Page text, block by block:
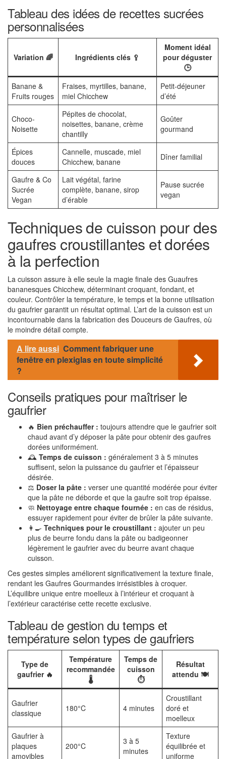
Tableau des idées de recettes sucrées
personnalisées
Variation 🌈 Ingrédients clés 🥄
Moment idéal
pour déguster
🕒
Banane &
Fruits rouges
Fraises, myrtilles, banane,
miel Chicchew
Petit-déjeuner
d’été
Choco-
Noisette
Pépites de chocolat,
noisettes, banane, crème
chantilly
Goûter
gourmand
Épices
douces
Cannelle, muscade, miel
Chicchew, banane
Dîner familial
Gaufre & Co
Sucrée
Vegan
Lait végétal, farine
complète, banane, sirop
d’érable
Pause sucrée
vegan
Techniques de cuisson pour des
gaufres croustillantes et dorées
à la perfection
La cuisson assure à elle seule la magie finale des Guaufres
bananesques Chicchew, déterminant croquant, fondant, et
couleur. Contrôler la température, le temps et la bonne utilisation
du gaufrier garantit un résultat optimal. L’art de la cuisson est un
incontournable dans la fabrication des Douceurs de Gaufres, où
le moindre détail compte.
A lire aussi Comment fabriquer une
fenêtre en plexiglas en toute simplicité
?
Conseils pratiques pour maîtriser le
gaufrier
🔥 Bien préchauffer : toujours attendre que le gaufrier soit
chaud avant d’y déposer la pâte pour obtenir des gaufres
dorées uniformément.
🕰️ Temps de cuisson : généralement 3 à 5 minutes
suffisent, selon la puissance du gaufrier et l’épaisseur
désirée.
⚖️ Doser la pâte : verser une quantité modérée pour éviter
que la pâte ne déborde et que la gaufre soit trop épaisse.
🧼 Nettoyage entre chaque fournée : en cas de résidus,
essuyer rapidement pour éviter de brûler la pâte suivante.
👩‍🍳 Techniques pour le croustillant : ajouter un peu
plus de beurre fondu dans la pâte ou badigeonner
légèrement le gaufrier avec du beurre avant chaque
cuisson.
Ces gestes simples améliorent significativement la texture finale,
rendant les Gaufres Gourmandes irrésistibles à croquer.
L’équilibre unique entre moelleux à l’intérieur et croquant à
l’extérieur caractérise cette recette exclusive.
Tableau de gestion du temps et
température selon types de gaufriers
Type de
gaufrier 🔥
Température
recommandée
🌡️
Temps de
cuisson
⏱️
Résultat
attendu 🍽️
Gaufrier
classique
180°C 4 minutes
Croustillant
doré et
moelleux
Gaufrier à
plaques
amovibles
200°C
3 à 5
minutes
Texture
équilibrée et
uniforme